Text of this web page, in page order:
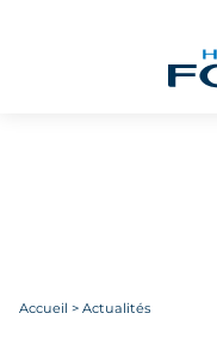
Accueil > Actualités